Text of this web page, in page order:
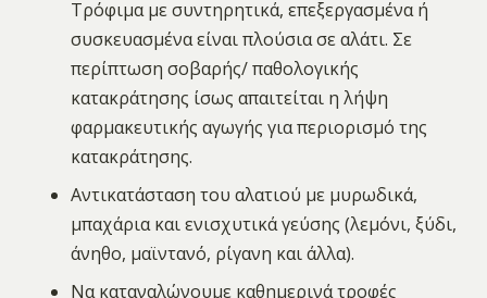
Τρόφιμα με συντηρητικά, επεξεργασμένα ή
συσκευασμένα είναι πλούσια σε αλάτι. Σε
περίπτωση σοβαρής/ παθολογικής
κατακράτησης ίσως απαιτείται η λήψη
φαρμακευτικής αγωγής για περιορισμό της
κατακράτησης.
Αντικατάσταση του αλατιού με μυρωδικά,
μπαχάρια και ενισχυτικά γεύσης (λεμόνι, ξύδι,
άνηθο, μαϊντανό, ρίγανη και άλλα).
Να καταναλώνουμε καθημερινά τροφές